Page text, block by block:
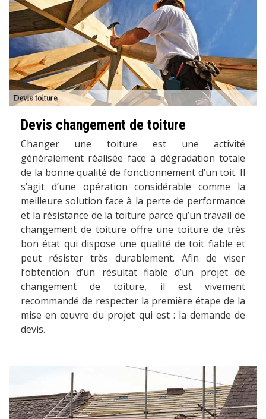
Devis changement de toiture
Changer une toiture est une activité
généralement réalisée face à dégradation totale
de la bonne qualité de fonctionnement d’un toit. Il
s’agit d’une opération considérable comme la
meilleure solution face à la perte de performance
et la résistance de la toiture parce qu’un travail de
changement de toiture offre une toiture de très
bon état qui dispose une qualité de toit fiable et
peut résister très durablement. Afin de viser
l’obtention d’un résultat fiable d’un projet de
changement de toiture, il est vivement
recommandé de respecter la première étape de la
mise en œuvre du projet qui est : la demande de
devis.